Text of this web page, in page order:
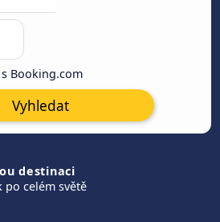
Booking.com
Vyhledat
destinaci
celém světě